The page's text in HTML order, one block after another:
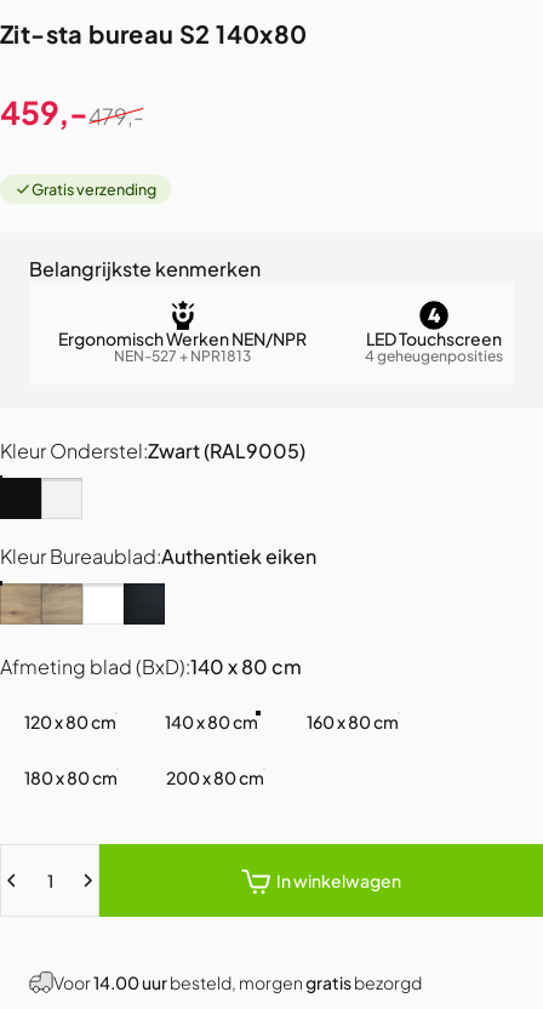
Zit-sta bureau S2 140x80
Verkoopprijs
459,-
Normale prijs
479,-
Gratis verzending
Belangrijkste kenmerken
Ergonomisch Werken NEN/NPR
NEN-527 + NPR1813
LED Touchscreen
4 geheugenposities
Kleur Onderstel
Kleur Onderstel:Zwart (RAL9005)
Zwart (RAL9005)
Wit (RAL9016)
Kleur Bureaublad
Kleur Bureaublad:Authentiek eiken
Authentiek eiken
Grijs eiken
Puur WitZwart eiken
Afmeting blad (BxD)
Afmeting blad (BxD):140 x 80 cm
120 x 80 cm 140 x 80 cm 160 x 80 cm
180 x 80 cm 200 x 80 cm
In winkelwagen
Voor14.00 uurbesteld, morgengratisbezorgd